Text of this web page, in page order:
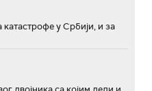
у Србији, и за